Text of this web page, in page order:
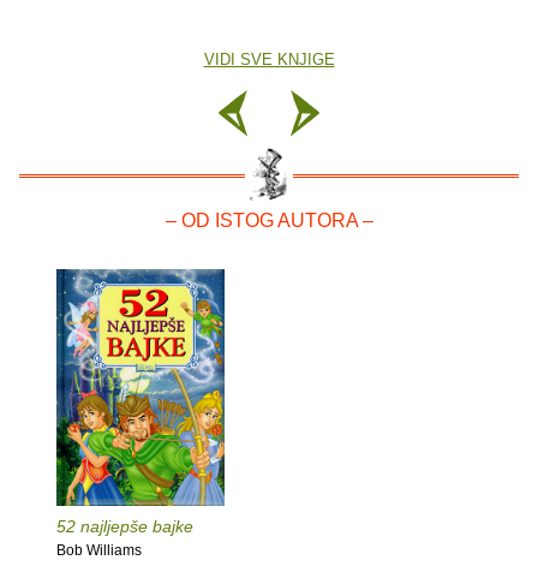
VIDI SVE KNJIGE
– OD ISTOG AUTORA –
52 najljepše bajke
Bob Williams